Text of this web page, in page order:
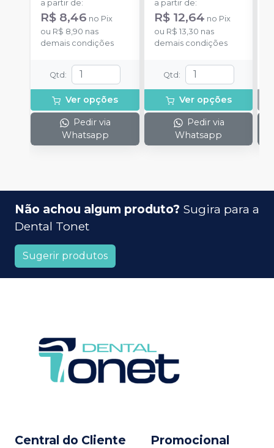
a partir de:
R$ 8,46 no Pix
ou R$ 8,90 nas
demais condições
Qtd :
Ver opções
Pedir via
Whatsapp
a partir de:
R$ 12,64 no Pix
ou R$ 13,30 nas
demais condições
Qtd :
Ver opções
Pedir via
Whatsapp
Não achou algum produto? Sugira para a
Dental Tonet
Sugerir produtos
Central do Cliente Promocional